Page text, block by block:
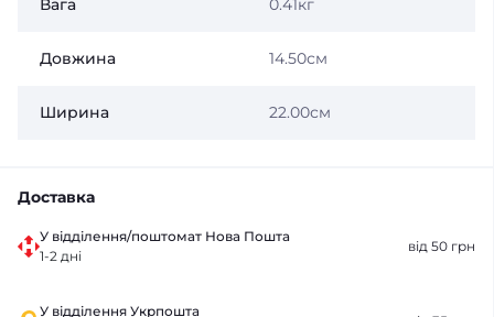
Вага 0.41кг
Довжина 14.50см
Ширина 22.00см
Доставка
У відділення/поштомат Нова Пошта
1-2 дні
від 50 грн
У відділення Укрпошта